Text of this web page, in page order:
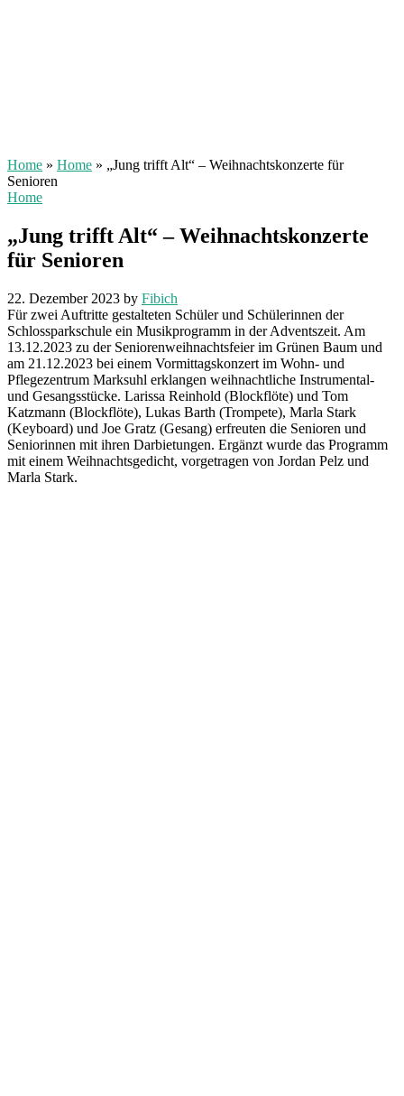
Home » Home » „Jung trifft Alt“ – Weihnachtskonzerte für
Senioren
Home
„Jung trifft Alt“ – Weihnachtskonzerte
für Senioren
22. Dezember 2023 by Fibich
Für zwei Auftritte gestalteten Schüler und Schülerinnen der
Schlossparkschule ein Musikprogramm in der Adventszeit. Am
13.12.2023 zu der Seniorenweihnachtsfeier im Grünen Baum und
am 21.12.2023 bei einem Vormittagskonzert im Wohn- und
Pflegezentrum Marksuhl erklangen weihnachtliche Instrumental-
und Gesangsstücke. Larissa Reinhold (Blockflöte) und Tom
Katzmann (Blockflöte), Lukas Barth (Trompete), Marla Stark
(Keyboard) und Joe Gratz (Gesang) erfreuten die Senioren und
Seniorinnen mit ihren Darbietungen. Ergänzt wurde das Programm
mit einem Weihnachtsgedicht, vorgetragen von Jordan Pelz und
Marla Stark.